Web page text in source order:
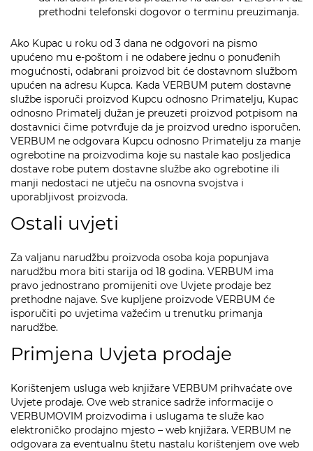
prethodni telefonski dogovor o terminu preuzimanja.
Ako Kupac u roku od 3 dana ne odgovori na pismo
upućeno mu e-poštom i ne odabere jednu o ponuđenih
mogućnosti, odabrani proizvod bit će dostavnom službom
upućen na adresu Kupca. Kada VERBUM putem dostavne
službe isporuči proizvod Kupcu odnosno Primatelju, Kupac
odnosno Primatelj dužan je preuzeti proizvod potpisom na
dostavnici čime potvrđuje da je proizvod uredno isporučen.
VERBUM ne odgovara Kupcu odnosno Primatelju za manje
ogrebotine na proizvodima koje su nastale kao posljedica
dostave robe putem dostavne službe ako ogrebotine ili
manji nedostaci ne utječu na osnovna svojstva i
uporabljivost proizvoda.
Ostali uvjeti
Za valjanu narudžbu proizvoda osoba koja popunjava
narudžbu mora biti starija od 18 godina. VERBUM ima
pravo jednostrano promijeniti ove Uvjete prodaje bez
prethodne najave. Sve kupljene proizvode VERBUM će
isporučiti po uvjetima važećim u trenutku primanja
narudžbe.
Primjena Uvjeta prodaje
Korištenjem usluga web knjižare VERBUM prihvaćate ove
Uvjete prodaje. Ove web stranice sadrže informacije o
VERBUMOVIM proizvodima i uslugama te služe kao
elektroničko prodajno mjesto – web knjižara. VERBUM ne
odgovara za eventualnu štetu nastalu korištenjem ove web